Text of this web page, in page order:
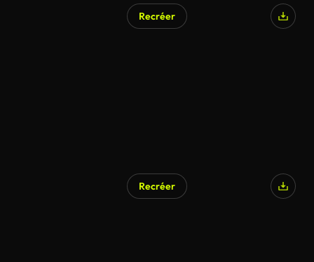
Recréer
Recréer